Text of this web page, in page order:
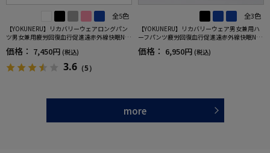
全5色
【YOKUNERU】リカバリーウェアロングパン
ツ男女兼用疲労回復血行促進遠赤外線快眠NA
NOMIX(R)【一般医療機器】SS～LLサイズ
価格： 7,450円 (税込)
3.6 （5）
全3色
【YOKUNERU】リカバリーウェア男女兼用ハ
ーフパンツ疲労回復血行促進遠赤外線快眠NA
NOMIX(R)【一般医療機器】SS～LLサイズ
価格： 6,950円 (税込)
more